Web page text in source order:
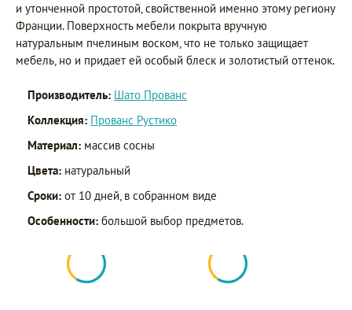
и утонченной простотой, свойственной именно этому региону
Франции. Поверхность мебели покрыта вручную
натуральным пчелиным воском, что не только защищает
мебель, но и придает ей особый блеск и золотистый оттенок.
Производитель: Шато Прованс
Коллекция: Прованс Рустико
Материал: массив сосны
Цвета: натуральный
Сроки: от 10 дней, в собранном виде
Особенности: большой выбор предметов.